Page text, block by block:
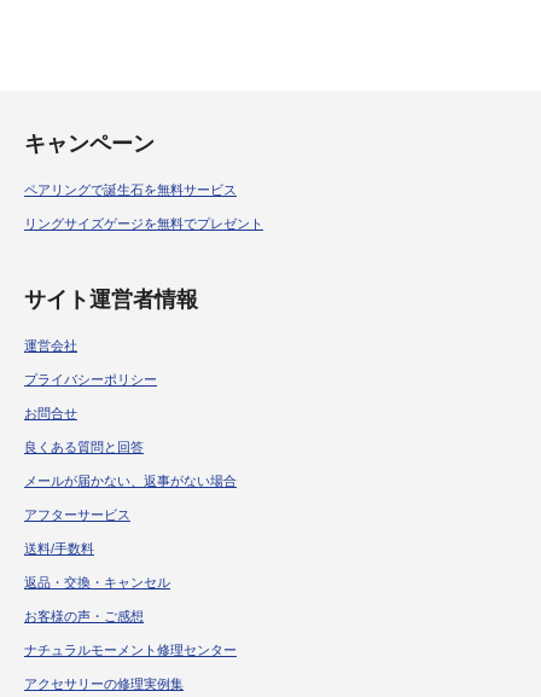
キャンペーン
ペアリングで誕生石を無料サービス
リングサイズゲージを無料でプレゼント
サイト運営者情報
運営会社
プライバシーポリシー
お問合せ
良くある質問と回答
メールが届かない、返事がない場合
アフターサービス
送料/手数料
返品・交換・キャンセル
お客様の声・ご感想
ナチュラルモーメント修理センター
アクセサリーの修理実例集